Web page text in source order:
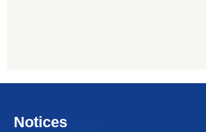
Notices